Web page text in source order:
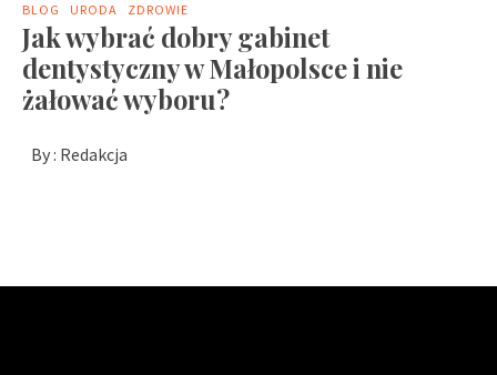
BLOG URODA ZDROWIE
Jak wybrać dobry gabinet
dentystyczny w Małopolsce i nie
żałować wyboru?
By : Redakcja